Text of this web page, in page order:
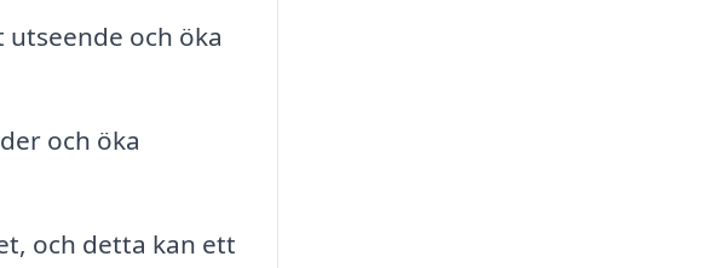
och öka
och öka
och detta kan ett